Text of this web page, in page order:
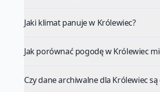
Jaki klimat panuje w Królewiec?
Jak porównać pogodę w Królewiec
Czy dane archiwalne dla Królewiec są